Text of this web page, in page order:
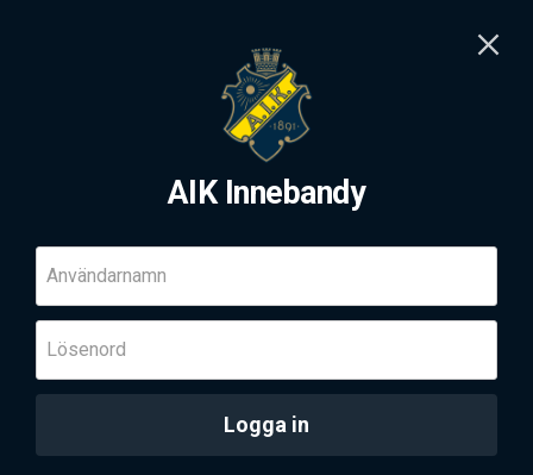
AIK Innebandy
Användarnamn
Lösenord
Logga in